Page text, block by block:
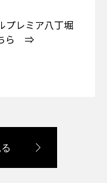
プレミア八丁堀
ちら ⇒